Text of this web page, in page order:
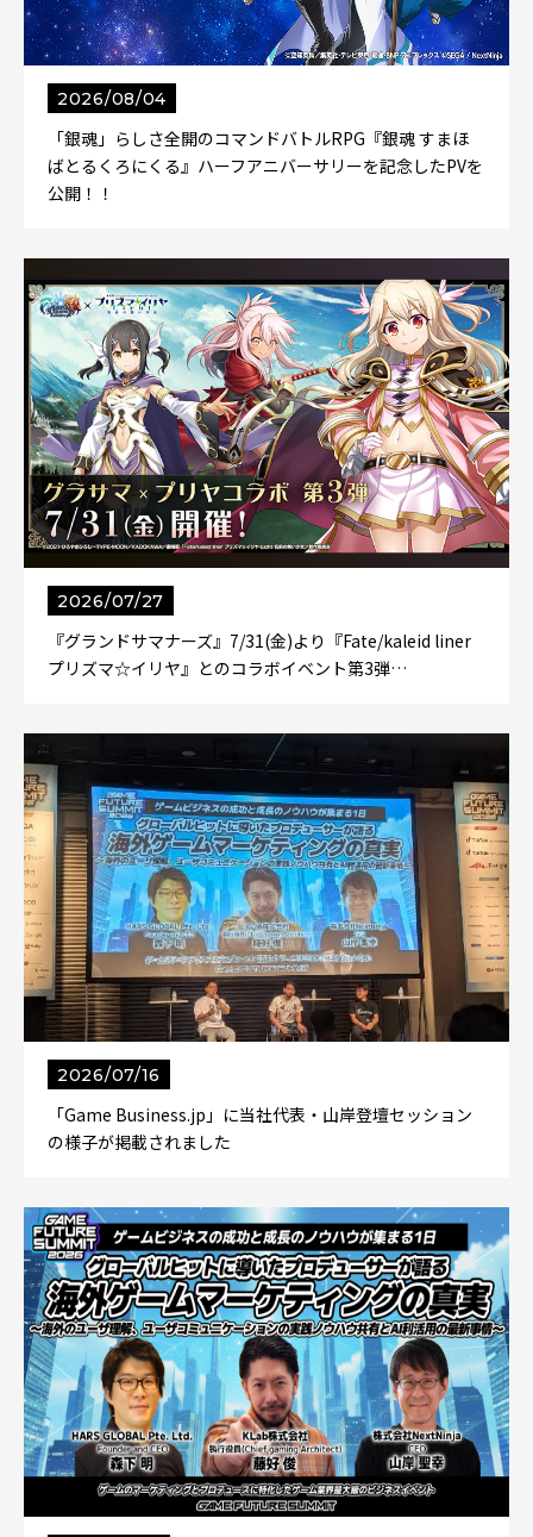
2026/08/04
「銀魂」らしさ全開のコマンドバトルRPG『銀魂 すまほ
ばとるくろにくる』ハーフアニバーサリーを記念したPVを
公開！！
2026/07/27
『グランドサマナーズ』7/31(金)より『Fate/kaleid liner
プリズマ☆イリヤ』とのコラボイベント第3弾…
2026/07/16
「Game Business.jp」に当社代表・山岸登壇セッション
の様子が掲載されました